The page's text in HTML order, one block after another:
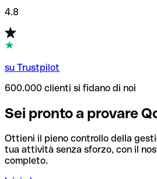
4.8
su Trustpilot
600.000 clienti si fidano di noi
Sei pronto a provare
Ottieni il pieno controllo della
tua attività senza sforzo, con il
completo.